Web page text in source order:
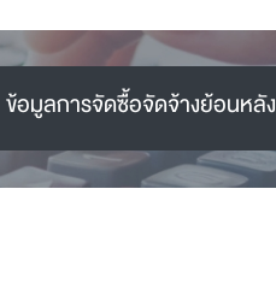
ข้อมูลการจัดซื้อจัดจ้างย้อนหลัง